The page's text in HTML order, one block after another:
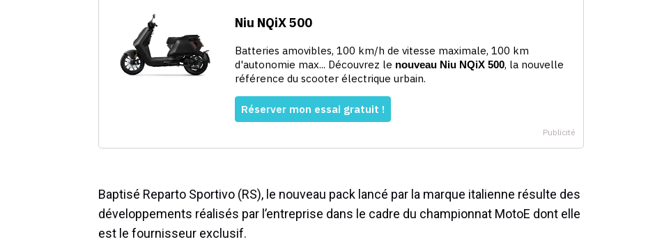
Baptisé Reparto Sportivo (RS), le nouveau pack lancé par la marque italienne résulte des
développements réalisés par l’entreprise dans le cadre du championnat MotoE dont elle
est le fournisseur exclusif.